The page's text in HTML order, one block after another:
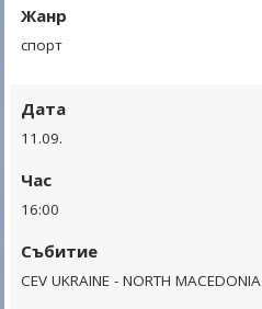
Жанр
спорт
Дата
11.09.
Час
16:00
Събитие
CEV UKRAINE - NORTH MACEDONIA